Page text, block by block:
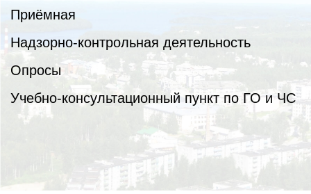
Приёмная
Надзорно-контрольная деятельность
Опросы
Учебно-консультационный пункт по ГО и ЧС